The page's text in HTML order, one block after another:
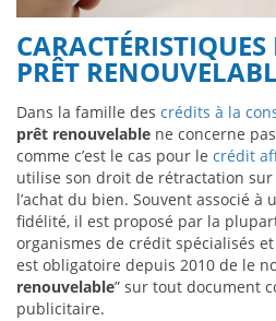
CARACTÉRISTIQUES
PRÊT
Dans la famille des crédits à la
prêt renouvelable ne concerne
comme c’est le cas pour le crédit
utilise son droit de rétractation
l’achat du bien. Souvent associé à
fidélité, il est proposé par la
organismes de crédit spécialisés
est obligatoire depuis 2010 de le
renouvelable” sur tout document
publicitaire.